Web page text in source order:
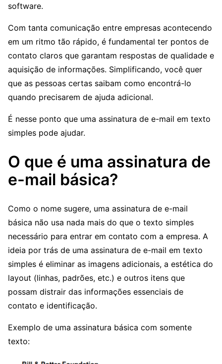
software.
Com tanta comunicação entre empresas acontecendo
em um ritmo tão rápido, é fundamental ter pontos de
contato claros que garantam respostas de qualidade e
aquisição de informações. Simplificando, você quer
que as pessoas certas saibam como encontrá-lo
quando precisarem de ajuda adicional.
É nesse ponto que uma assinatura de e-mail em texto
simples pode ajudar.
O que é uma assinatura de
e-mail básica?
Como o nome sugere, uma assinatura de e-mail
básica não usa nada mais do que o texto simples
necessário para entrar em contato com a empresa. A
ideia por trás de uma assinatura de e-mail em texto
simples é eliminar as imagens adicionais, a estética do
layout (linhas, padrões, etc.) e outros itens que
possam distrair das informações essenciais de
contato e identificação.
Exemplo de uma assinatura básica com somente
texto: